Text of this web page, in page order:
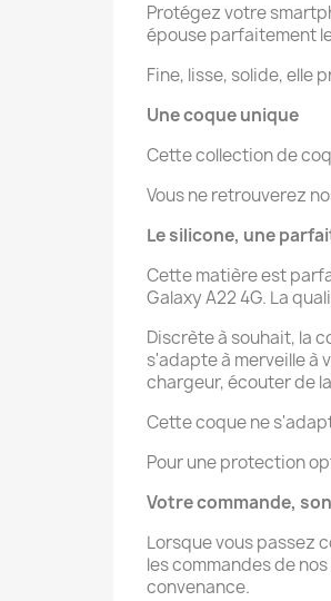
Protégez votre
épouse parfaitement
Fine, lisse, solide, elle
Une coque unique
Cette collection de
Vous ne retrouverez
Le silicone, une
Cette matière est
Galaxy A22 4G. La
Discrète à souhait, la
s'adapte à merveille à
chargeur, écouter de
Cette coque ne
Pour une protection
Votre commande,
Lorsque vous passez
les commandes de
convenance.